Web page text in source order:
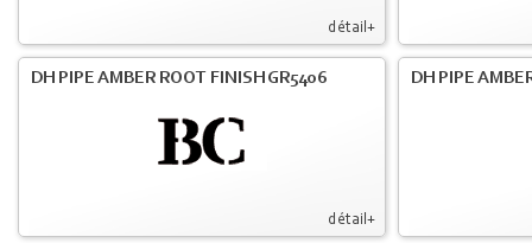
détail+
détail+
DH PIPE AMBER ROOT FINISH GR5406 DH PIPE